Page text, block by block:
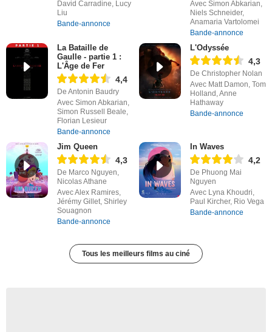
David Carradine, Lucy
Liu
Bande-annonce
Avec Simon Abkarian,
Niels Schneider,
Anamaria Vartolomei
Bande-annonce
La Bataille de
Gaulle - partie 1 :
L'Âge de Fer
4,4
De Antonin Baudry
Avec Simon Abkarian,
Simon Russell Beale,
Florian Lesieur
Bande-annonce
L'Odyssée
4,3
De Christopher Nolan
Avec Matt Damon, Tom
Holland, Anne
Hathaway
Bande-annonce
Jim Queen
4,3
De Marco Nguyen,
Nicolas Athane
Avec Alex Ramires,
Jérémy Gillet, Shirley
Souagnon
Bande-annonce
In Waves
4,2
De Phuong Mai
Nguyen
Avec Lyna Khoudri,
Paul Kircher, Rio Vega
Bande-annonce
Tous les meilleurs films au ciné